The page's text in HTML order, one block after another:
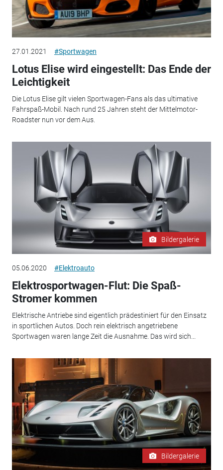
27.01.2021 #Sportwagen
Lotus Elise wird eingestellt: Das Ende der
Leichtigkeit
Die Lotus Elise gilt vielen Sportwagen-Fans als das ultimative
Fahrspaß-Mobil. Nach rund 25 Jahren steht der Mittelmotor-
Roadster nun vor dem Aus.
Bildergalerie
05.06.2020 #Elektroauto
Elektrosportwagen-Flut: Die Spaß-
Stromer kommen
Elektrische Antriebe sind eigentlich prädestiniert für den Einsatz
in sportlichen Autos. Doch rein elektrisch angetriebene
Sportwagen waren lange Zeit die Ausnahme. Das wird sich...
Bildergalerie